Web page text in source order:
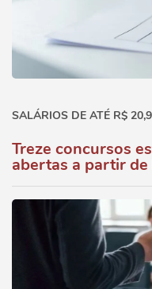
SALÁRIOS DE ATÉ R$
Treze concursos
abertas a partir